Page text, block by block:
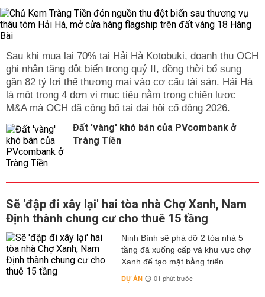
Sau khi mua lại 70% tại Hải Hà Kotobuki, doanh thu OCH
ghi nhận tăng đột biến trong quý II, đồng thời bổ sung
gần 82 tỷ lợi thế thương mại vào cơ cấu tài sản. Hải Hà
là một trong 4 đơn vị mục tiêu nằm trong chiến lược
M&A mà OCH đã công bố tại đại hội cổ đông 2026.
Đất 'vàng' khó bán của PVcombank ở
Tràng Tiền
Sẽ 'đập đi xây lại' hai tòa nhà Chợ Xanh, Nam
Định thành chung cư cho thuê 15 tầng
Ninh Bình sẽ phá dỡ 2 tòa nhà 5
tầng đã xuống cấp và khu vực chợ
Xanh để tạo mặt bằng triển...
DỰ ÁN 01 phút trước